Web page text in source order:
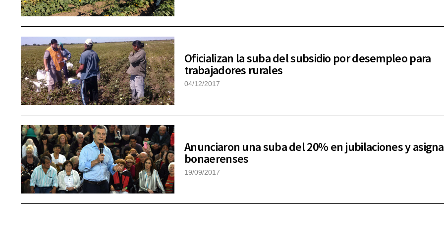
Oficializan la suba del subsidio por desempleo para
trabajadores rurales
04/12/2017
Anunciaron una suba del 20% en jubilaciones y
bonaerenses
19/09/2017